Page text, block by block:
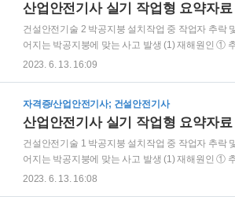
모의 종류(기호) 및 용도 ① AB: 물체의 낙하 또는 비
을 방지 또는 경감시키기 위한 것 ② AE: 물체의 낙
을 방지 또는 경감하고, 머리부위 감전에 의한 위험
건설안전기술 2 박공지붕 설치작업 중 작업자 추락
어지는 박공지붕에 맞는 사고 발생 (1) 재해원인 ①
전대 미착용 ③ 안전난간 미설치 ④ 작업발판 미설치
④ 폭 30센티미터 이상의 작업발판을 설치한다. ⑤ 작
로자 외 접근을 금지한다. 중대재해 발생 시 보고사
황 ② 조치 및 전망 ③ 기타 중요한 사항 ④ 근로자 대
통로의 끝이나 개구부로서 근로자가 추락할 위험이
2023. 6. 13. 16:09
자격증/산업안전기사; 건설안전기사
건설안전기술 1 박공지붕 설치작업 중 작업자 추락
어지는 박공지붕에 맞는 사고 발생 (1) 재해원인 ①
전대 미착용 ③ 안전난간 미설치 ④ 작업발판 미설치
2023. 6. 13. 16:08